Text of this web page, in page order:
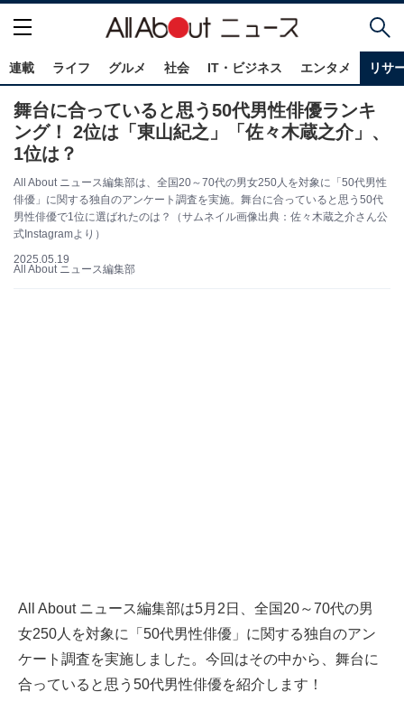
連載 ライフ グルメ 社会 IT・ビジネス エンタメ リサ
舞台に合っていると思う50代男性俳優ランキ
ング！ 2位は「東山紀之」「佐々木蔵之介」、
1位は？
All About ニュース編集部は、全国20～70代の男女250人を対象に「50代男性
俳優」に関する独自のアンケート調査を実施。舞台に合っていると思う50代
男性俳優で1位に選ばれたのは？（サムネイル画像出典：佐々木蔵之介さん公
式Instagramより）
2025.05.19
All About ニュース編集部
All About ニュース編集部は5月2日、全国20～70代の男
女250人を対象に「50代男性俳優」に関する独自のアン
ケート調査を実施しました。今回はその中から、舞台に
合っていると思う50代男性俳優を紹介します！